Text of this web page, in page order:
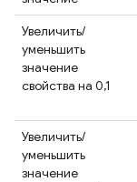
Увеличить/
уменьшить
значение
свойства на 0,1
Увеличить/
уменьшить
значение